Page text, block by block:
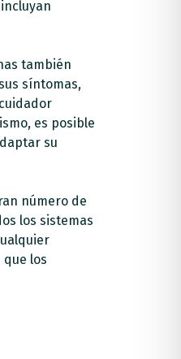
también
síntomas,
es posible
su
número de
los sistemas
los